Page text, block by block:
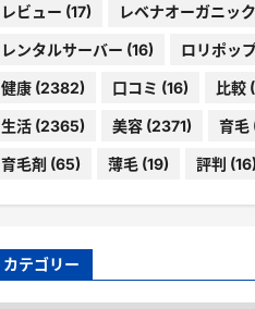
レビュー (17) レベナオーガニック
レンタルサーバー (16) ロリポッ
健康(2382) 口コミ (16) 比較
生活(2365) 美容(2371) 育毛
育毛剤 (65) 薄毛(19) 評判 (16)
カテゴリー